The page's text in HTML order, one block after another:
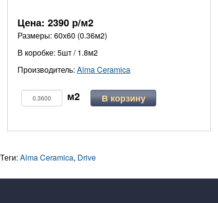
Цена: 2390 р/м2
Размеры: 60х60 (0.36м2)
В коробке: 5шт / 1.8м2
Производитель: Alma Ceramica
В корзину
Теги: Alma Ceramica, Drive